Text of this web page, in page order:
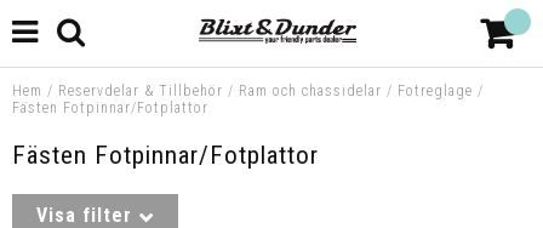
Hem / Reservdelar & Tillbehör / Ram och chassidelar / Fotreglage /
Fästen Fotpinnar/Fotplattor
Fästen Fotpinnar/Fotplattor
Visa filter